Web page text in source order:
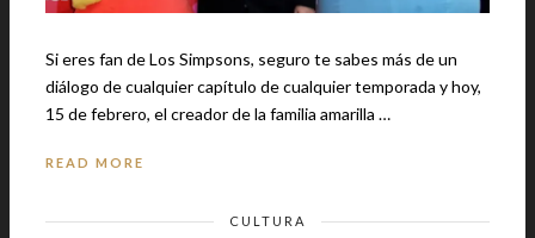
Si eres fan de Los Simpsons, seguro te sabes más de un
diálogo de cualquier capítulo de cualquier temporada y hoy,
15 de febrero, el creador de la familia amarilla …
READ MORE
CULTURA